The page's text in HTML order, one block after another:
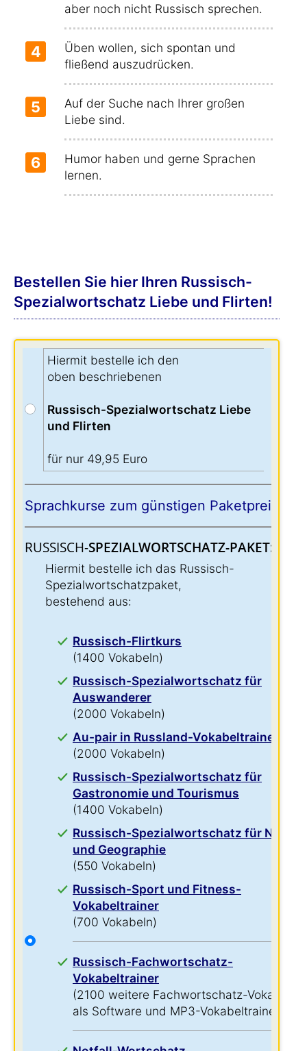
aber noch nicht Russisch sprechen.
4
Üben wollen, sich spontan und
fließend auszudrücken.
5
Auf der Suche nach Ihrer großen
Liebe sind.
6
Humor haben und gerne Sprachen
lernen.
Bestellen Sie hier Ihren Russisch-
Spezialwortschatz Liebe und Flirten!
Hiermit bestelle ich den
oben beschriebenen
Russisch-Spezialwortschatz Liebe
und Flirten
für nur 49,95 Euro
Sprachkurse zum günstigen Paketpreis:
RUSSISCH-SPEZIALWORTSCHATZ-PAKET:
Hiermit bestelle ich das Russisch-
Spezialwortschatzpaket,
bestehend aus:
Russisch-Flirtkurs
(1400 Vokabeln)
Russisch-Spezialwortschatz für
Auswanderer
(2000 Vokabeln)
Au-pair in Russland-Vokabeltrainer
(2000 Vokabeln)
Russisch-Spezialwortschatz für
Gastronomie und Tourismus
(1400 Vokabeln)
Russisch-Spezialwortschatz für Natur
und Geographie
(550 Vokabeln)
Russisch-Sport und Fitness-
Vokabeltrainer
(700 Vokabeln)
Russisch-Fachwortschatz-
Vokabeltrainer
(2100 weitere Fachwortschatz-Vokabeln
als Software und MP3-Vokabeltrainer)